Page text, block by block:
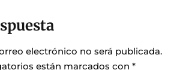
electrónico no será publicada.
están marcados con *